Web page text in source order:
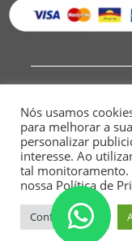
HOME
Nós usamos
para melhorar a
personalizar
interesse. Ao
tal monitoramento.
nossa Política de
Configurações